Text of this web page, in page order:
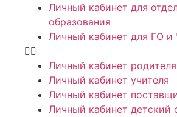
Личный кабинет для
образования
Личный кабинет для ГО и
Личный кабинет родителя
Личный кабинет учителя
Личный кабинет
Личный кабинет детский